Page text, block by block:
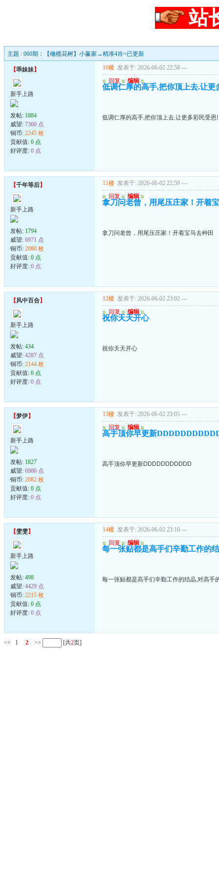
站
主题 : 060期：【橄榄花树】小赢家→精准4肖=已更新
【乖妹妹】
新手上路
发帖: 1884
威望: 7360 点
铜币: 2245 枚
贡献值: 0 点
好评度: 0 点
10楼 发表于: 2026-06-02 22:58 ---
u 回复 u 编辑 u
低调仁厚的高手,把你顶上去.让更
低调仁厚的高手,把你顶上去.让更多彩民受恩!
【千年等后】
新手上路
发帖: 1794
威望: 6971 点
铜币: 2080 枚
贡献值: 0 点
好评度: 0 点
11楼 发表于: 2026-06-02 22:59 ---
u 回复 u 编辑 u
拿刀问老曾，用尾压庄家！开着
拿刀问老曾，用尾压庄家！开着宝马去种田
【风中百合】
新手上路
发帖: 434
威望: 4287 点
铜币: 2144 枚
贡献值: 0 点
好评度: 0 点
12楼 发表于: 2026-06-02 23:02 ---
u 回复 u 编辑 u
祝你天天开心
祝你天天开心
【梦伊】
新手上路
发帖: 1827
威望: 6986 点
铜币: 2082 枚
贡献值: 0 点
好评度: 0 点
13楼 发表于: 2026-06-02 23:05 ---
u 回复 u 编辑 u
高手顶你早更新
高手顶你早更新DDDDDDDDDDD
【雯雯】
新手上路
发帖: 498
威望: 4429 点
铜币: 2215 枚
贡献值: 0 点
好评度: 0 点
14楼 发表于: 2026-06-02 23:10 ---
u 回复 u 编辑 u
每一张贴都是高手们辛勤工作的
每一张贴都是高手们辛勤工作的结晶,对高手
<< 1 2 >> [共2页]